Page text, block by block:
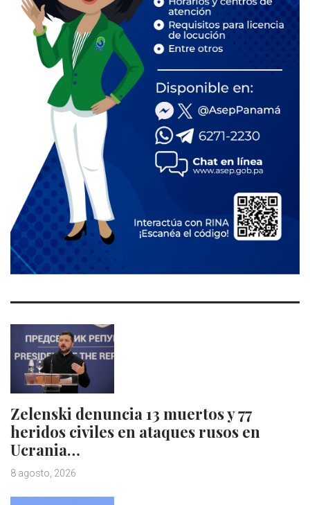
Zelenski denuncia 13 muertos y 77
heridos civiles en ataques rusos en
Ucrania…
8 agosto, 2026